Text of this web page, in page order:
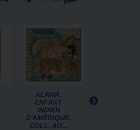
ALAWA,
ENFANT
INDIEN
D'AMÉRIQUE,
COLL. AU...
LICORNES